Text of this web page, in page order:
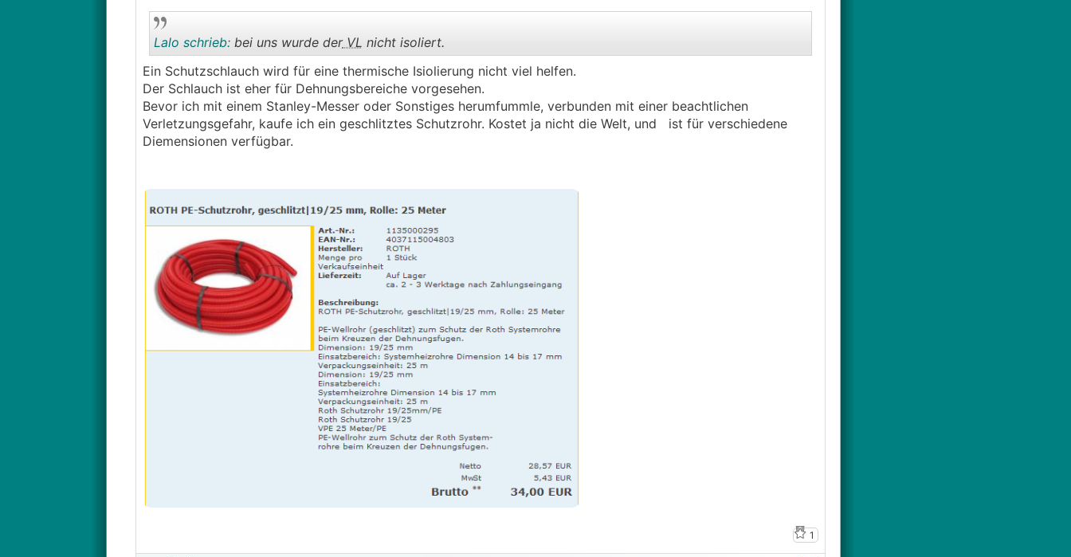
..
Lalo schrieb:bei uns wurde derVL nicht isoliert.
Ein Schutzschlauch wird für eine thermische Isiolierung nicht viel helfen.
Der Schlauch ist eher für Dehnungsbereiche vorgesehen.
Bevor ich mit einem Stanley-Messer oder Sonstiges herumfummle, verbunden mit einer beachtlichen
Verletzungsgefahr, kaufe ich ein geschlitztes Schutzrohr. Kostet ja nicht die Welt, und ist für verschiedene
Diemensionen verfügbar.
1